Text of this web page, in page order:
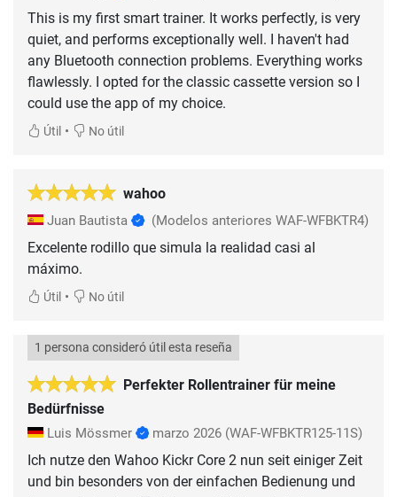
This is my first smart trainer. It works perfectly, is very
quiet, and performs exceptionally well. I haven't had
any Bluetooth connection problems. Everything works
flawlessly. I opted for the classic cassette version so I
could use the app of my choice.
Útil • No útil
wahoo
Juan Bautista (Modelos anteriores WAF-WFBKTR4)
Excelente rodillo que simula la realidad casi al
máximo.
Útil • No útil
Perfekter Rollentrainer für meine
Bedürfnisse
1 persona consideró útil esta reseña
Luis Mössmer marzo 2026 (WAF-WFBKTR125-11S)
Ich nutze den Wahoo Kickr Core 2 nun seit einiger Zeit
und bin besonders von der einfachen Bedienung und